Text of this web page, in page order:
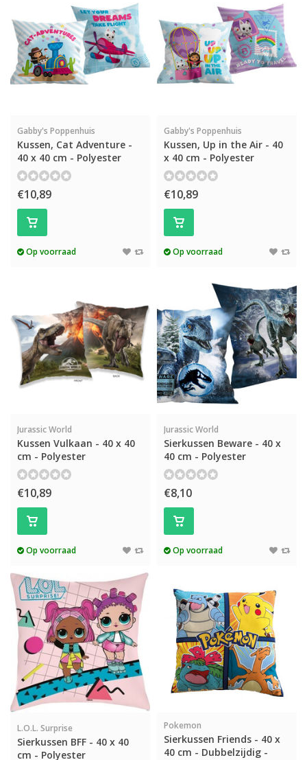
Gabby's Poppenhuis
Kussen, Cat Adventure -
40 x 40 cm - Polyester
€10,89
Op voorraad
Gabby's Poppenhuis
Kussen, Up in the Air - 40
x 40 cm - Polyester
€10,89
Op voorraad
Jurassic World
Kussen Vulkaan - 40 x 40
cm - Polyester
€10,89
Op voorraad
Jurassic World
Sierkussen Beware - 40 x
40 cm - Polyester
€8,10
Op voorraad
L.O.L. Surprise
Sierkussen BFF - 40 x 40
cm - Polyester
Pokemon
Sierkussen Friends - 40 x
40 cm - Dubbelzijdig -